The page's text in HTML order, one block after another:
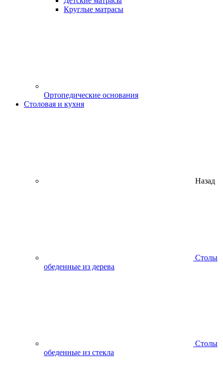
Круглые матрасы
Ортопедические основания
Столовая и кухня
Назад
Столы
обеденные из дерева
Столы
обеденные из стекла